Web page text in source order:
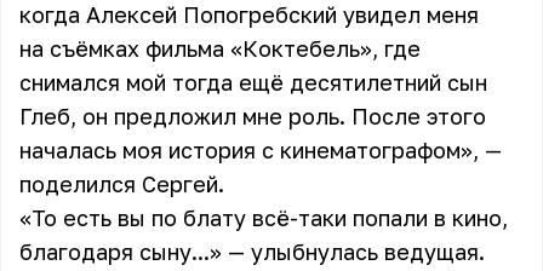
когда Алексей Попогребский увидел меня
на съёмках фильма «Коктебель», где
снимался мой тогда ещё десятилетний сын
Глеб, он предложил мне роль. После этого
началась моя история с кинематографом», —
поделился Сергей.
«То есть вы по блату всё-таки попали в кино,
благодаря сыну...» — улыбнулась ведущая.